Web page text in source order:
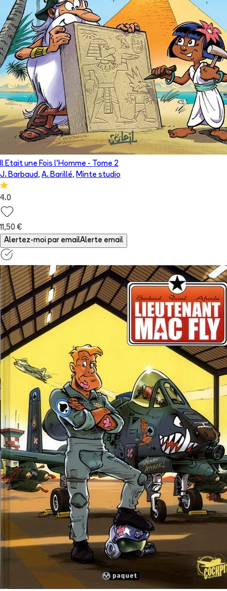
Il Etait une Fois l'Homme - Tome 2
J. Barbaud, A. Barillé, Minte studio
4.0
11,50 €
Alertez-moi par emailAlerte email